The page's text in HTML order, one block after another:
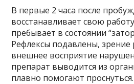
В первые 2 часа после
восстанавливает свою
пребывает в состоянии
Рефлексы подавлены, зрение
внешнее восприятие
препарат выводится из
плавно помогают проснуться.